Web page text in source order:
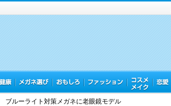
ブルーライト対策メガネに老眼鏡モデル